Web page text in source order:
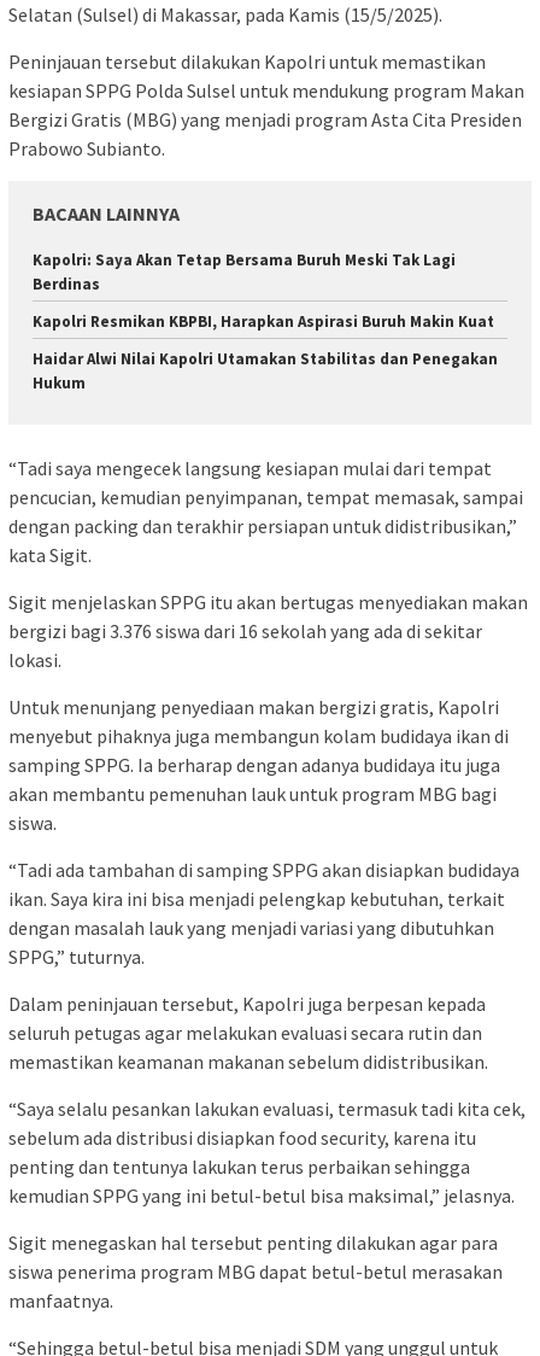
Selatan (Sulsel) di Makassar, pada Kamis (15/5/2025).
Peninjauan tersebut dilakukan Kapolri untuk memastikan
kesiapan SPPG Polda Sulsel untuk mendukung program Makan
Bergizi Gratis (MBG) yang menjadi program Asta Cita Presiden
Prabowo Subianto.
BACAAN LAINNYA
Kapolri: Saya Akan Tetap Bersama Buruh Meski Tak Lagi
Berdinas
Kapolri Resmikan KBPBI, Harapkan Aspirasi Buruh Makin Kuat
Haidar Alwi Nilai Kapolri Utamakan Stabilitas dan Penegakan
Hukum
“Tadi saya mengecek langsung kesiapan mulai dari tempat
pencucian, kemudian penyimpanan, tempat memasak, sampai
dengan packing dan terakhir persiapan untuk didistribusikan,”
kata Sigit.
Sigit menjelaskan SPPG itu akan bertugas menyediakan makan
bergizi bagi 3.376 siswa dari 16 sekolah yang ada di sekitar
lokasi.
Untuk menunjang penyediaan makan bergizi gratis, Kapolri
menyebut pihaknya juga membangun kolam budidaya ikan di
samping SPPG. Ia berharap dengan adanya budidaya itu juga
akan membantu pemenuhan lauk untuk program MBG bagi
siswa.
“Tadi ada tambahan di samping SPPG akan disiapkan budidaya
ikan. Saya kira ini bisa menjadi pelengkap kebutuhan, terkait
dengan masalah lauk yang menjadi variasi yang dibutuhkan
SPPG,” tuturnya.
Dalam peninjauan tersebut, Kapolri juga berpesan kepada
seluruh petugas agar melakukan evaluasi secara rutin dan
memastikan keamanan makanan sebelum didistribusikan.
“Saya selalu pesankan lakukan evaluasi, termasuk tadi kita cek,
sebelum ada distribusi disiapkan food security, karena itu
penting dan tentunya lakukan terus perbaikan sehingga
kemudian SPPG yang ini betul-betul bisa maksimal,” jelasnya.
Sigit menegaskan hal tersebut penting dilakukan agar para
siswa penerima program MBG dapat betul-betul merasakan
manfaatnya.
“Sehingga betul-betul bisa menjadi SDM yang unggul untuk